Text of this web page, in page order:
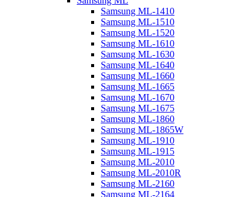
Samsung ML-1410
Samsung ML-1510
Samsung ML-1520
Samsung ML-1610
Samsung ML-1630
Samsung ML-1640
Samsung ML-1660
Samsung ML-1665
Samsung ML-1670
Samsung ML-1675
Samsung ML-1860
Samsung ML-1865W
Samsung ML-1910
Samsung ML-1915
Samsung ML-2010
Samsung ML-2010R
Samsung ML-2160
Samsung ML-2164